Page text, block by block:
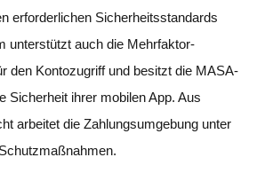
erforderlichen Sicherheitsstandards
unterstützt auch die Mehrfaktor-
den Kontozugriff und besitzt die MASA-
Sicherheit ihrer mobilen App. Aus
arbeitet die Zahlungsumgebung unter